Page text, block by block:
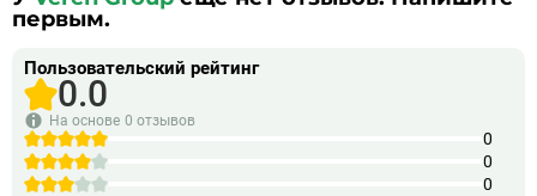
первым.
Пользовательский рейтинг
0.0
На основе 0 отзывов
0
0
0